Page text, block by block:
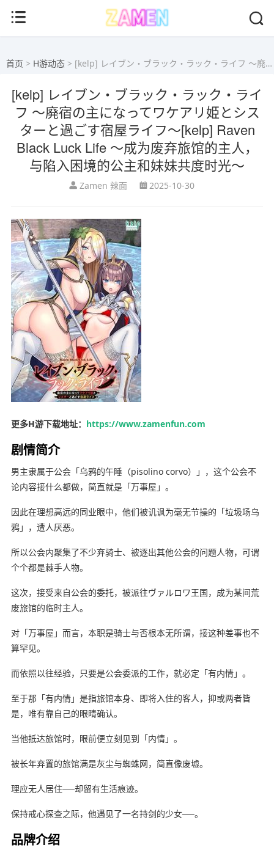
首页 > H游动态 > [kelp] レイブン・ブラック・ラック・ライフ ～廃宿の主になってワケアリ姫とシスターと過ごす宿屋ライフ～[kelp] Raven Black Luck Life ～成为废弃旅馆的主人，与陷入困境的公主和妹妹共度时光～
[kelp] レイブン・ブラック・ラック・ライ
フ ～廃宿の主になってワケアリ姫とシス
ターと過ごす宿屋ライフ～[kelp] Raven
Black Luck Life ～成为废弃旅馆的主人，
与陷入困境的公主和妹妹共度时光～
Zamen 辣面 2025-10-30
更多H游下载地址： https://www.zamenfun.com
剧情简介
男主隶属于公会「乌鸦的午睡（pisolino corvo）」，这个公会不
论内容接什么都做，简直就是「万事屋」。
因此在理想高远的同业眼中，他们被讥讽为毫无节操的「垃圾场乌
鸦」，遭人厌恶。
所以公会内聚集了不少弃骑士、被逐出其他公会的问题人物，可谓
个个都是棘手人物。
这次，接受来自公会的委托，被派往ヴァルロワ王国，成为某间荒
废旅馆的临时主人。
对「万事屋」而言，本职是骑士与否根本无所谓，接这种差事也不
算罕见。
而依照以往经验，只要是公会委派的工作，就必定「有内情」。
至于那「有内情」是指旅馆本身、即将入住的客人，抑或两者皆
是，唯有靠自己的眼睛确认。
当他抵达旅馆时，眼前便立刻见到「内情」。
被长年弃置的旅馆满是灰尘与蜘蛛网，简直像废墟。
理应无人居住──却留有生活痕迹。
保持戒心探查之际，他遇见了一名持剑的少女──。
品牌介绍